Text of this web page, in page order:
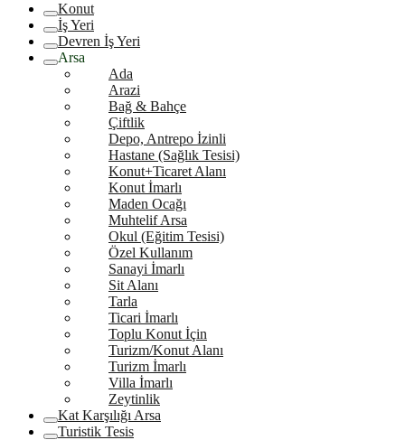
Konut
İş Yeri
Devren İş Yeri
Arsa
Ada
Arazi
Bağ & Bahçe
Çiftlik
Depo, Antrepo İzinli
Hastane (Sağlık Tesisi)
Konut+Ticaret Alanı
Konut İmarlı
Maden Ocağı
Muhtelif Arsa
Okul (Eğitim Tesisi)
Özel Kullanım
Sanayi İmarlı
Sit Alanı
Tarla
Ticari İmarlı
Toplu Konut İçin
Turizm/Konut Alanı
Turizm İmarlı
Villa İmarlı
Zeytinlik
Kat Karşılığı Arsa
Turistik Tesis